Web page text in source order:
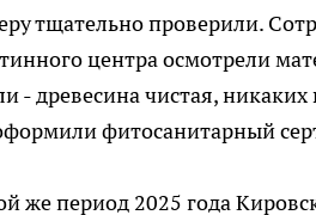
тщательно проверили.
центра осмотрели
- древесина чистая,
фитосанитарный
же период 2025 года